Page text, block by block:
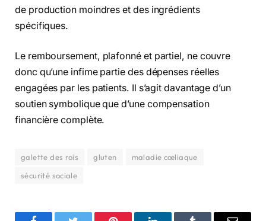
de production moindres et des ingrédients
spécifiques.
Le remboursement, plafonné et partiel, ne couvre
donc qu’une infime partie des dépenses réelles
engagées par les patients. Il s’agit davantage d’un
soutien symbolique que d’une compensation
financière complète.
galette des rois gluten
maladie cœliaque
sécurité sociale